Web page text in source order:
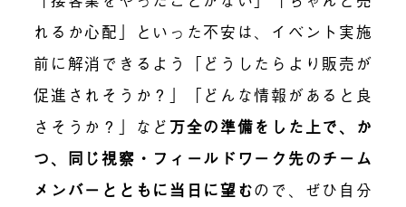
れるか心配」といった不安は、イベント実施
前に解消できるよう「どうしたらより販売が
促進されそうか？」「どんな情報があると良
さそうか？」など 万全の準備をした上で、か
つ、同じ視察・フィールドワーク先のチーム
メンバーとともに当日に望むので、ぜひ自分